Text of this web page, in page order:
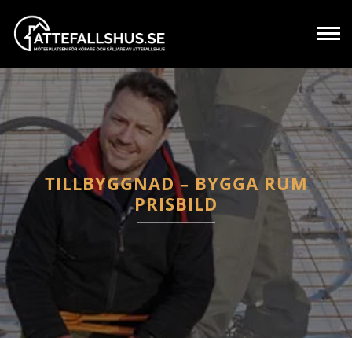
TILLBYGGNAD – BYGGA RUM
PRISBILD